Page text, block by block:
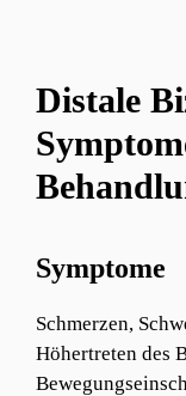
Distale
Symptome
Schmerzen,
Höhertreten des